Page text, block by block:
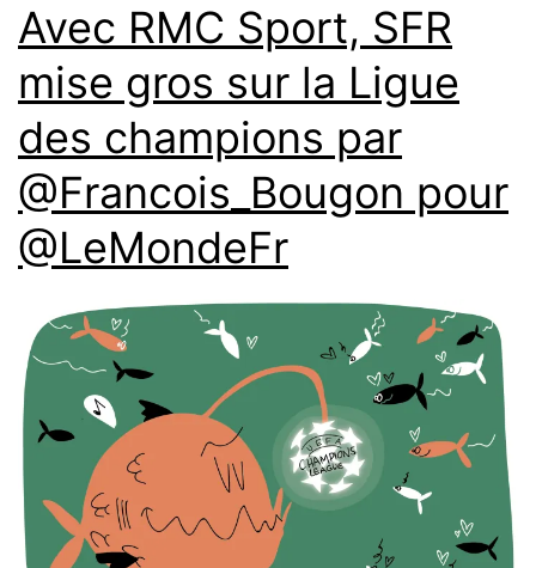
Avec RMC Sport, SFR
mise gros sur la Ligue
des champions par
@Francois_Bougon pour
@LeMondeFr